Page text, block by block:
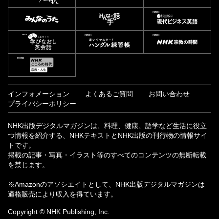
インフォメーション よくあるご質問
お問い合わせ
プライバシーポリシー
NHK出版デジタルマガジンは、料理、健康、語学など生活に役立
つ情報を紹介する、NHKテキストとNHK出版の刊行物の情報サイ
トです。
掲載の記事・写真・イラスト等のすべてのコンテンツの無断転載
を禁じます。
※Amazonのアソシエイトとして、NHK出版デジタルマガジンは
適格販売により収入を得ています。
Copyright © NHK Publishing, Inc.